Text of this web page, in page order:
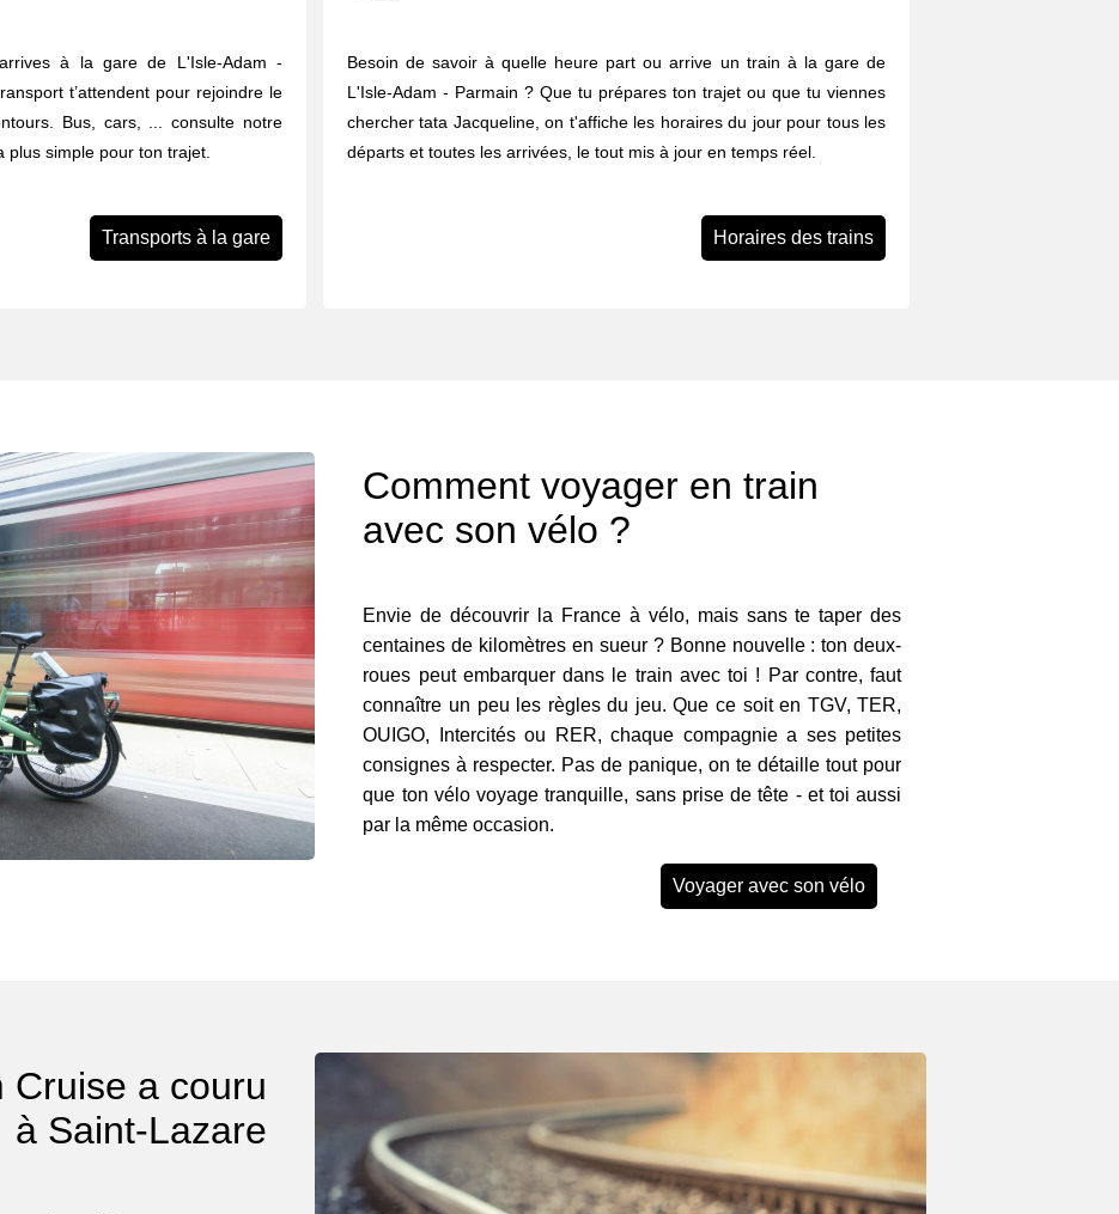
à la gare de L'Isle-Adam -
t’attendent pour rejoindre le
Bus, cars, ... consulte notre
plus simple pour ton trajet.
Transports à la gare
Besoin de savoir à quelle heure part ou arrive un train à la gare de
L'Isle-Adam - Parmain ? Que tu prépares ton trajet ou que tu viennes
chercher tata Jacqueline, on t'affiche les horaires du jour pour tous les
départs et toutes les arrivées, le tout mis à jour en temps réel.
Horaires des trains
Comment voyager en train
avec son vélo ?
Envie de découvrir la France à vélo, mais sans te taper des
centaines de kilomètres en sueur ? Bonne nouvelle : ton deux-
roues peut embarquer dans le train avec toi ! Par contre, faut
connaître un peu les règles du jeu. Que ce soit en TGV, TER,
OUIGO, Intercités ou RER, chaque compagnie a ses petites
consignes à respecter. Pas de panique, on te détaille tout pour
que ton vélo voyage tranquille, sans prise de tête - et toi aussi
par la même occasion.
Voyager avec son vélo
Cruise a couru
à Saint-Lazare